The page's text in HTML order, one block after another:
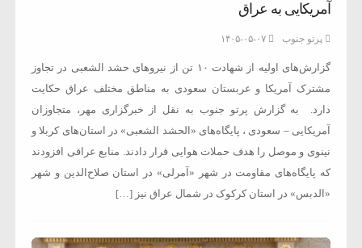
آمریکایی به عراق
پرتو جنوب ۱۴۰۵-۰۵-۰۷
گزارش‌های اولیه از شهادت ۱۰ تن از نیروهای حشد الشعبی در تجاوز
مشترک آمریکا و عربستان سعودی به مناطق مختلف عراق حکایت
دارد. به گزارش پرتو جنوب به نقل از خبرگزاری مهر، متجاوزان
آمریکایی – سعودی ، پایگاه‌های «الحشد الشعبی» در استان‌های کربلا و
نینوی و موصل را هدف حملات هوایی قرار دادند. منابع عراقی افزودند
که پایگاه‌های مقاومت در شهر «آمرلی» در استان صلاح‌الدین و شهر
«الدبس» در استان کرکوک در شمال عراق نیز […]